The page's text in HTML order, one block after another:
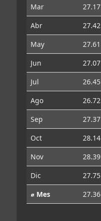
Mar 27.17
Abr
27.42
May
27.61
Jun
27.07
Jul
26.45
Ago
26.72
Sep
27.37
Oct
28.14
Nov
28.39
Dic
27.75
⌀ Mes
27.36